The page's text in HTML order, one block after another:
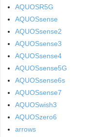
AQUOSR5G
AQUOSsense
AQUOSsense2
AQUOSsense3
AQUOSsense4
AQUOSsense5G
AQUOSsense6s
AQUOSsense7
AQUOSwish3
AQUOSzero6
arrows